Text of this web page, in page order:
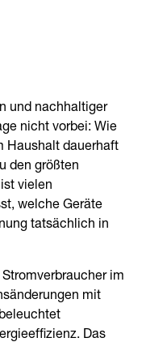
und nachhaltiger
nicht vorbei: Wie
Haushalt dauerhaft
den größten
vielen
welche Geräte
tatsächlich in
im
mit
Das